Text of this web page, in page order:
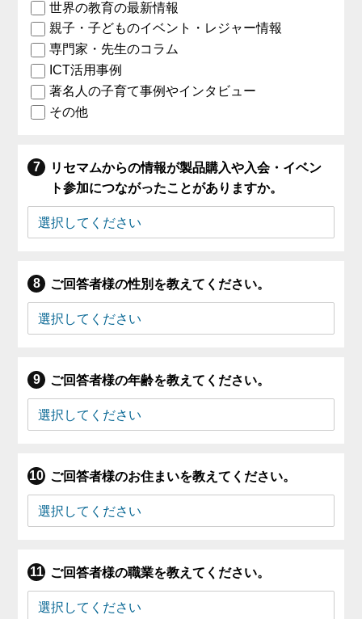
世界の教育の最新情報
親子・子どものイベント・レジャー情報
専門家・先生のコラム
ICT活用事例
著名人の子育て事例やインタビュー
その他
リセマムからの情報が製品購入や入会・イベン
ト参加につながったことがありますか。
ご回答者様の性別を教えてください。
ご回答者様の年齢を教えてください。
ご回答者様のお住まいを教えてください。
ご回答者様の職業を教えてください。